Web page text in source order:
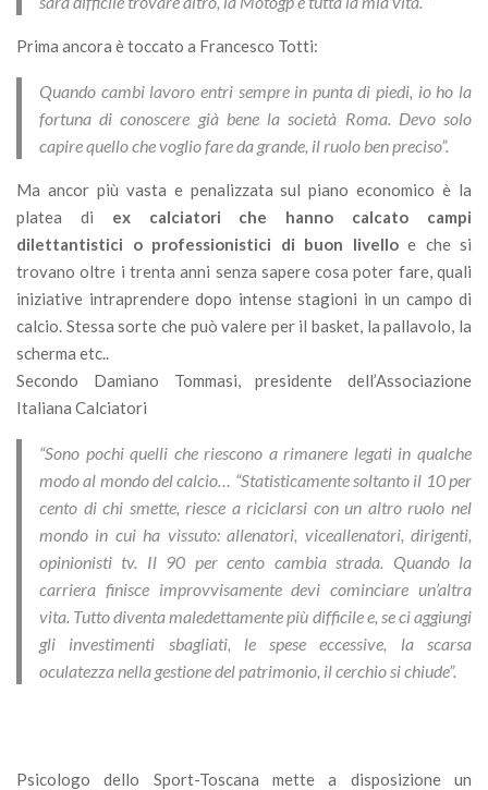
Prima ancora è toccato a Francesco Totti:
Quando cambi lavoro entri sempre in punta di piedi, io ho la
fortuna di conoscere già bene la società Roma. Devo solo
capire quello che voglio fare da grande, il ruolo ben preciso”.
Ma ancor più vasta e penalizzata sul piano economico è la
platea di ex calciatori che hanno calcato campi
dilettantistici o professionistici di buon livelloe che si
trovano oltre i trenta anni senza sapere cosa poter fare, quali
iniziative intraprendere dopo intense stagioni in un campo di
calcio. Stessa sorte che può valere per il basket, la pallavolo, la
scherma etc..
Secondo Damiano Tommasi, presidente dell’Associazione
Italiana Calciatori
“Sono pochi quelli che riescono a rimanere legati in qualche
modo al mondo del calcio… “Statisticamente soltanto il 10 per
cento di chi smette, riesce a riciclarsi con un altro ruolo nel
mondo in cui ha vissuto: allenatori, viceallenatori, dirigenti,
opinionisti tv. Il 90 per cento cambia strada. Quando la
carriera finisce improvvisamente devi cominciare un’altra
vita. Tutto diventa maledettamente più difficile e, se ci aggiungi
gli investimenti sbagliati, le spese eccessive, la scarsa
oculatezza nella gestione del patrimonio, il cerchio si chiude”.
Psicologo dello Sport-Toscana mette a disposizione un